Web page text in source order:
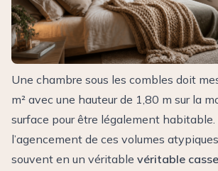
Une chambre sous les combles doit
m² avec une hauteur de 1,80 m sur la
surface pour être légalement habitable.
l’agencement de ces volumes
souvent en un véritable véritable